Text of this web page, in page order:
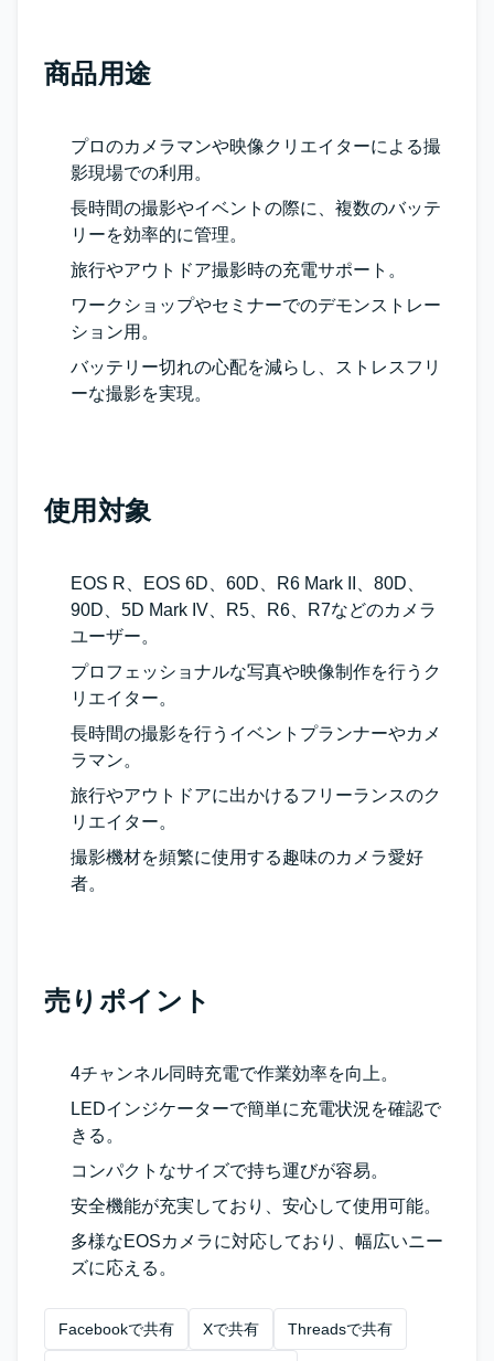
商品用途
プロのカメラマンや映像クリエイターによる撮
影現場での利用。
長時間の撮影やイベントの際に、複数のバッテ
リーを効率的に管理。
旅行やアウトドア撮影時の充電サポート。
ワークショップやセミナーでのデモンストレー
ション用。
バッテリー切れの心配を減らし、ストレスフリ
ーな撮影を実現。
使用対象
EOS R、EOS 6D、60D、R6 Mark II、80D、
90D、5D Mark IV、R5、R6、R7などのカメラ
ユーザー。
プロフェッショナルな写真や映像制作を行うク
リエイター。
長時間の撮影を行うイベントプランナーやカメ
ラマン。
旅行やアウトドアに出かけるフリーランスのク
リエイター。
撮影機材を頻繁に使用する趣味のカメラ愛好
者。
売りポイント
4チャンネル同時充電で作業効率を向上。
LEDインジケーターで簡単に充電状況を確認で
きる。
コンパクトなサイズで持ち運びが容易。
安全機能が充実しており、安心して使用可能。
多様なEOSカメラに対応しており、幅広いニー
ズに応える。
Facebookで共有 Xで共有 Threadsで共有